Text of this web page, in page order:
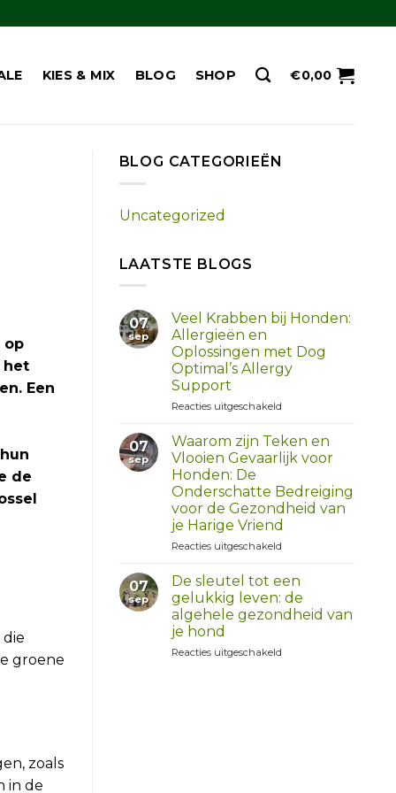
KIES & MIX BLOG SHOP €0,00
op
het
Een
de
groene
zoals
in de
BLOG CATEGORIEËN
Uncategorized
LAATSTE BLOGS
07
sep
Veel Krabben bij Honden:
Allergieën en
Oplossingen met Dog
Optimal’s Allergy
Support
Reacties uitgeschakeldvoor
Krabben
bij
Honden:
en
Oplossingen
met
Dog
Support
07
sep
Waarom zijn Teken en
Vlooien Gevaarlijk voor
Honden: De
Onderschatte Bedreiging
voor de Gezondheid van
je Harige Vriend
Reacties uitgeschakeldvoor
zijn
Teken
en
Vlooien
voor
07
sep
De sleutel tot een
gelukkig leven: de
algehele gezondheid van
je hond
Reacties uitgeschakeldvoor